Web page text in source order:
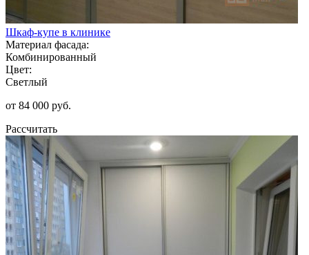
Шкаф-купе в клинике
Материал фасада:
Комбинированный
Цвет:
Светлый
от 84 000 руб.
Рассчитать